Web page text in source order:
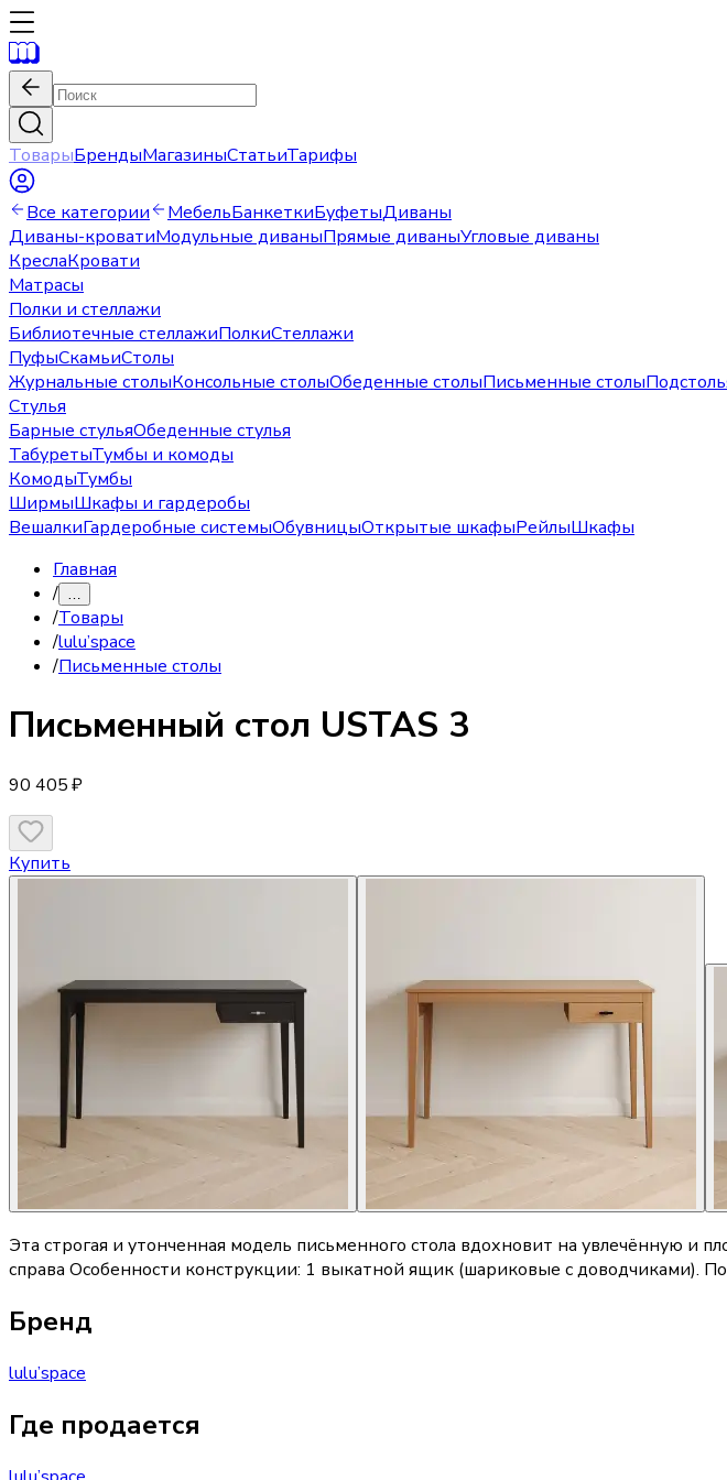
ТоварыБрендыМагазиныСтатьиТарифы
Все категории МебельБанкеткиБуфетыДиваны
Диваны-кроватиМодульные диваныПрямые диваныУгловые диваны
КреслаКровати
Матрасы
Полки и стеллажи
Библиотечные стеллажиПолкиСтеллажи
ПуфыСкамьиСтолы
Журнальные столыКонсольные столыОбеденные столыПисьменные столы
Стулья
Барные стульяОбеденные стулья
ТабуретыТумбы и комоды
КомодыТумбы
ШирмыШкафы и гардеробы
ВешалкиГардеробные системыОбувницыОткрытые шкафыРейлыШкафы
Главная
/ …
/Товары
/lulu’space
/Письменные столы
Письменный стол USTAS 3
90 405 ₽
Купить
Эта строгая и утонченная модель письменного стола вдохновит на увлечённую
справа Особенности конструкции: 1 выкатной ящик (шариковые с доводчиками).
Бренд
lulu’space
Где продается